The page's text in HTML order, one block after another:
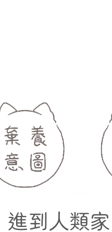
架構建立
進到人類